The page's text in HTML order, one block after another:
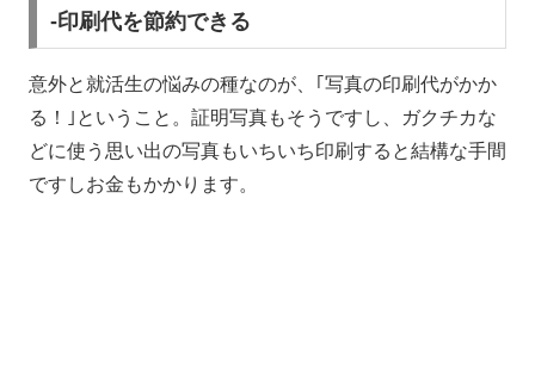
-印刷代を節約できる
意外と就活生の悩みの種なのが、｢写真の印刷代がかか
る！｣ということ。証明写真もそうですし、ガクチカな
どに使う思い出の写真もいちいち印刷すると結構な手間
ですしお金もかかります。